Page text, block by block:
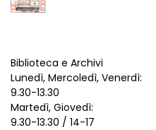
Biblioteca e Archivi
Lunedì, Mercoledì, Venerdì:
9.30-13.30
Martedì, Giovedì:
9.30-13.30 / 14-17